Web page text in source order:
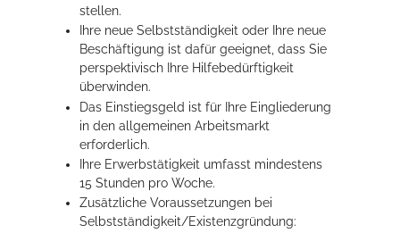
stellen.
Ihre neue Selbstständigkeit oder Ihre neue
Beschäftigung ist dafür geeignet, dass Sie
perspektivisch Ihre Hilfebedürftigkeit
überwinden.
Das Einstiegsgeld ist für Ihre Eingliederung
in den allgemeinen Arbeitsmarkt
erforderlich.
Ihre Erwerbstätigkeit umfasst mindestens
15 Stunden pro Woche.
Zusätzliche Voraussetzungen bei
Selbstständigkeit/Existenzgründung: